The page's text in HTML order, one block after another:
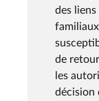
des
de
les
décision